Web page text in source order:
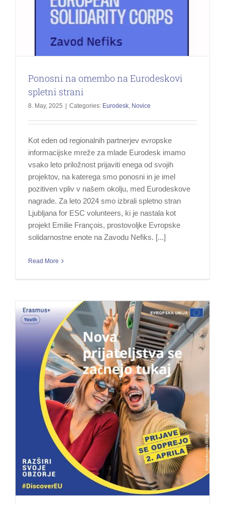
Ponosni na omembo na Eurodeskovi
spletni strani
8. May, 2025 Categories: Eurodesk, Novice
Kot eden od regionalnih partnerjev evropske
informacijske mreže za mlade Eurodesk imamo
vsako leto priložnost prijaviti enega od svojih
projektov, na katerega smo ponosni in je imel
pozitiven vpliv v našem okolju, med Eurodeskove
nagrade. Za leto 2024 smo izbrali spletno stran
Ljubljana for ESC volunteers, ki je nastala kot
projekt Emilie François, prostovoljke Evropske
solidarnostne enote na Zavodu Nefiks. [...]
Read More